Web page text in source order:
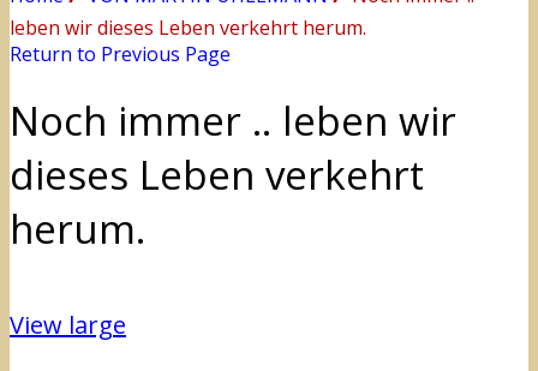
leben wir dieses Leben verkehrt herum.
Return to Previous Page
Noch immer .. leben wir
dieses Leben verkehrt
herum.
View large